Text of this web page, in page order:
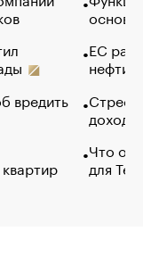
вредить
основ
ЕС
нефти
Что
для